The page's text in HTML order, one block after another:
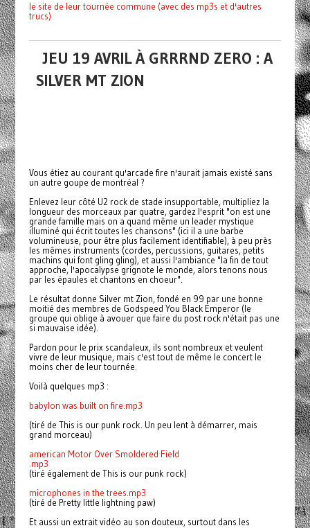
le site de leur tournée commune (avec des mp3s et d'autres
trucs)
JEU 19 AVRIL À GRRRND ZERO : A
SILVER MT ZION
Vous étiez au courant qu'arcade fire n'aurait jamais existé sans
un autre goupe de montréal ?
Enlevez leur côté U2 rock de stade insupportable, multipliez la
longueur des morceaux par quatre, gardez l'esprit "on est une
grande famille mais on a quand même un leader mystique
illuminé qui écrit toutes les chansons" (ici il a une barbe
volumineuse, pour être plus facilement identifiable), à peu près
les mêmes instruments (cordes, percussions, guitares, petits
machins qui font gling gling), et aussi l'ambiance "la fin de tout
approche, l'apocalypse grignote le monde, alors tenons nous
par les épaules et chantons en choeur".
Le résultat donne Silver mt Zion, fondé en 99 par une bonne
moitié des membres de Godspeed You Black Emperor (le
groupe qui oblige à avouer que faire du post rock n'était pas une
si mauvaise idée).
Pardon pour le prix scandaleux, ils sont nombreux et veulent
vivre de leur musique, mais c'est tout de même le concert le
moins cher de leur tournée.
Voilà quelques mp3 :
babylon was built on fire.mp3
(tiré de This is our punk rock. Un peu lent à démarrer, mais
grand morceau)
american Motor Over Smoldered Field
.mp3
(tiré également de This is our punk rock)
microphones in the trees.mp3
(tiré de Pretty little lightning paw)
Et aussi un extrait vidéo au son douteux, surtout dans les